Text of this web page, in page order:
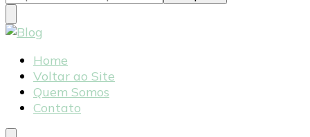
Blog
Tudo sobre sua saúde e bem-estar
Home
Voltar ao Site
Quem Somos
Contato